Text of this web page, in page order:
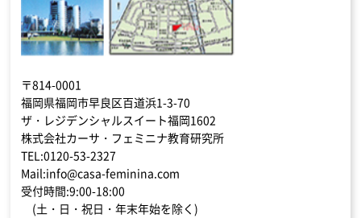
〒814-0001
福岡県福岡市早良区百道浜1-3-70
ザ・レジデンシャルスイート福岡1602
株式会社カーサ・フェミニナ教育研究所
TEL:0120-53-2327
Mail:info@casa-feminina.com
受付時間:9:00-18:00
(土・日・祝日・年末年始を除く)